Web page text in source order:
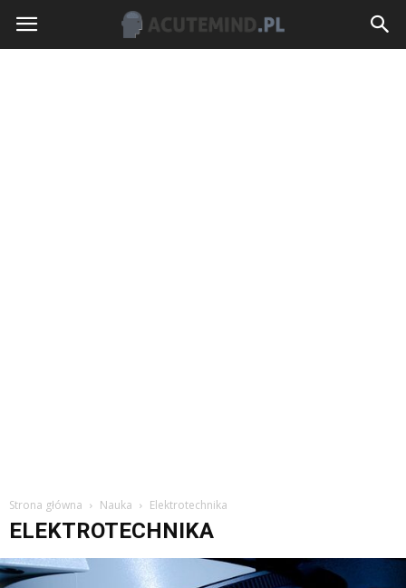
Strona główna Nauka Elektrotechnika
ELEKTROTECHNIKA